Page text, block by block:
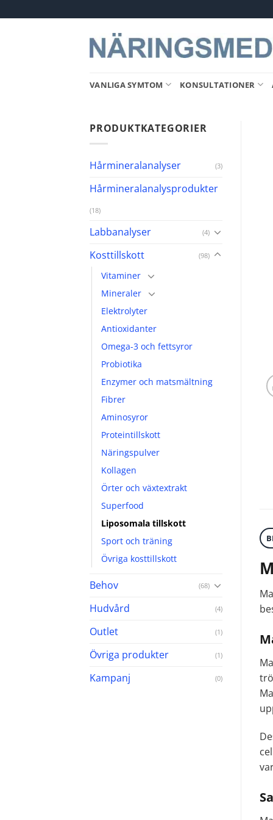
to
VANLIGA SYMTOM KONSULTATIONER
PRODUKTKATEGORIER
Hårmineralanalyser (3)
Hårmineralanalysprodukter
(18)
Labbanalyser (4)
Kosttillskott (98)
Vitaminer
Mineraler
Elektrolyter
Antioxidanter
Omega-3 och fettsyror
Probiotika
Enzymer och matsmältning
Fibrer
Aminosyror
Proteintillskott
Näringspulver
Kollagen
Örter och växtextrakt
Superfood
Liposomala tillskott
Sport och träning
Övriga kosttillskott
Behov (68)
Hudvård (4)
Outlet (1)
Övriga produkter (1)
Kampanj (0)